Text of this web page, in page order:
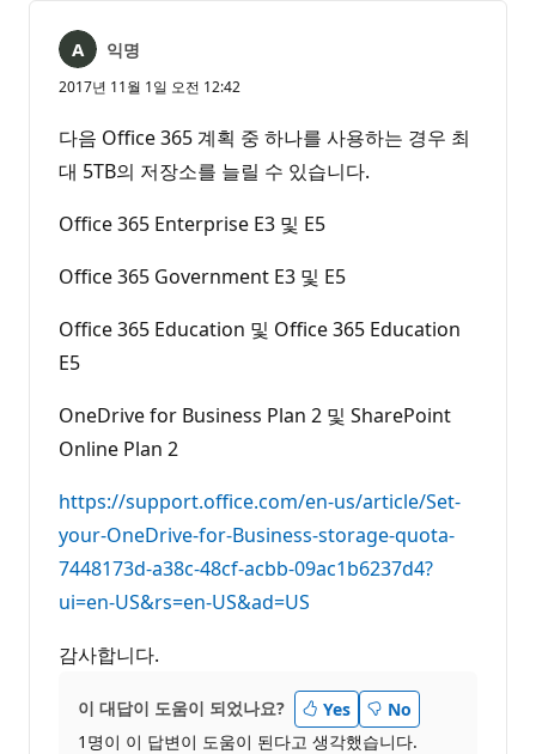
익명
2017년 11월 1일 오전 12:42
다음 Office 365 계획 중 하나를 사용하는 경우 최
대 5TB의 저장소를 늘릴 수 있습니다.
Office 365 Enterprise E3 및 E5
Office 365 Government E3 및 E5
Office 365 Education 및 Office 365 Education
E5
OneDrive for Business Plan 2 및 SharePoint
Online Plan 2
https://support.office.com/en-us/article/Set-
your-OneDrive-for-Business-storage-quota-
7448173d-a38c-48cf-acbb-09ac1b6237d4?
ui=en-US&rs=en-US&ad=US
감사합니다.
이 대답이 도움이 되었나요? Yes
No
1명이 이 답변이 도움이 된다고 생각했습니다.